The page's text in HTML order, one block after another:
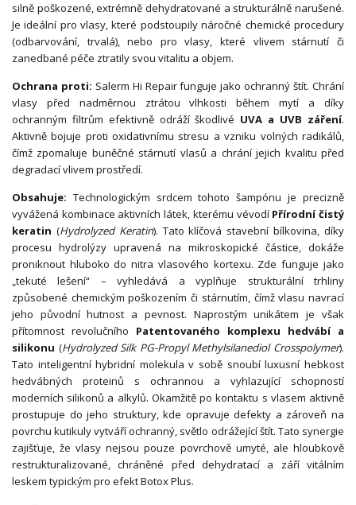
silně poškozené, extrémně dehydratované a strukturálně narušené.
Je ideální pro vlasy, které podstoupily náročné chemické procedury
(odbarvování, trvalá), nebo pro vlasy, které vlivem stárnutí či
zanedbané péče ztratily svou vitalitu a objem.
Ochrana proti: Salerm Hi Repair funguje jako ochranný štít. Chrání
vlasy před nadměrnou ztrátou vlhkosti během mytí a díky
ochranným filtrům efektivně odráží škodlivé UVA a UVB záření.
Aktivně bojuje proti oxidativnímu stresu a vzniku volných radikálů,
čímž zpomaluje buněčné stárnutí vlasů a chrání jejich kvalitu před
degradací vlivem prostředí.
Obsahuje: Technologickým srdcem tohoto šampónu je precizně
vyvážená kombinace aktivních látek, kterému vévodí Přírodní čistý
keratin (Hydrolyzed Keratin). Tato klíčová stavební bílkovina, díky
procesu hydrolýzy upravená na mikroskopické částice, dokáže
proniknout hluboko do nitra vlasového kortexu. Zde funguje jako
„tekuté lešení“ – vyhledává a vyplňuje strukturální trhliny
způsobené chemickým poškozením či stárnutím, čímž vlasu navrací
jeho původní hutnost a pevnost. Naprostým unikátem je však
přítomnost revolučního Patentovaného komplexu hedvábí a
silikonu (Hydrolyzed Silk PG-Propyl Methylsilanediol Crosspolymer).
Tato inteligentní hybridní molekula v sobě snoubí luxusní hebkost
hedvábných proteinů s ochrannou a vyhlazující schopností
moderních silikonů a alkylů. Okamžitě po kontaktu s vlasem aktivně
prostupuje do jeho struktury, kde opravuje defekty a zároveň na
povrchu kutikuly vytváří ochranný, světlo odrážející štít. Tato synergie
zajišťuje, že vlasy nejsou pouze povrchově umyté, ale hloubkově
restrukturalizované, chráněné před dehydratací a září vitálním
leskem typickým pro efekt Botox Plus.